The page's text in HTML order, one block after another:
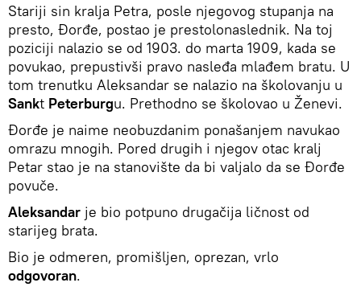
Stariji sin kralja Petra, posle njegovog stupanja na
presto, Đorđe, postao je prestolonaslednik. Na toj
poziciji nalazio se od 1903. do marta 1909, kada se
povukao, prepustivši pravo nasleđa mlađem bratu. U
tom trenutku Aleksandar se nalazio na školovanju u
Sankt Peterburgu. Prethodno se školovao u Ženevi.
Đorđe je naime neobuzdanim ponašanjem navukao
omrazu mnogih. Pored drugih i njegov otac kralj
Petar stao je na stanovište da bi valjalo da se Đorđe
povuče.
Aleksandar je bio potpuno drugačija ličnost od
starijeg brata.
Bio je odmeren, promišljen, oprezan, vrlo
odgovoran.